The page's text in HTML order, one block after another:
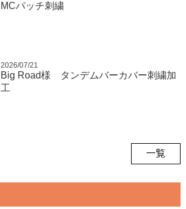
MCパッチ刺繍
2026/07/21
Big Road様 タンデムバーカバー刺繍加
工
一覧